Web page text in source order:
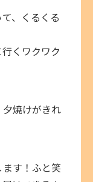
、くるくる
くワクワク
焼けがきれ
す！ふと笑